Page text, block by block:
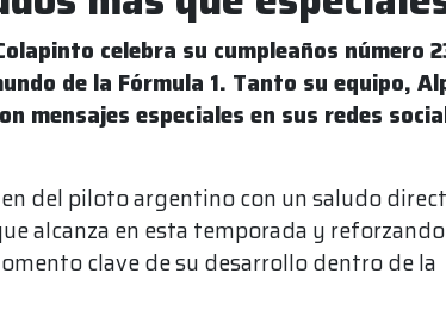
celebra su cumpleaños número
de la Fórmula 1. Tanto su equipo,
mensajes especiales en sus redes
del piloto argentino con un saludo
alcanza en esta temporada y
clave de su desarrollo dentro de la